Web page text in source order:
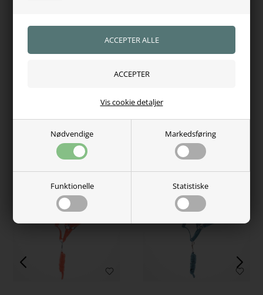
Nødvendige Markedsføring
Funktionelle Statistiske
Vis cookie detaljer
Kundernes anderkendelse
Se kundeanmeldelser
Kundeservice - 60485584